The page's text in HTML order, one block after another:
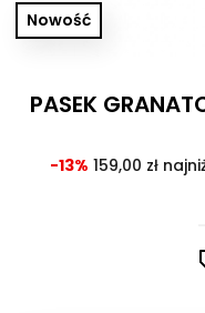
Nowość
PASEK
-13% 159,00 zł